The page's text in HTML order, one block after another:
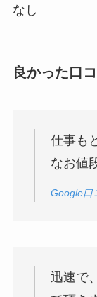
なし
良かった口
仕事も
なお値
Google口
迅速で